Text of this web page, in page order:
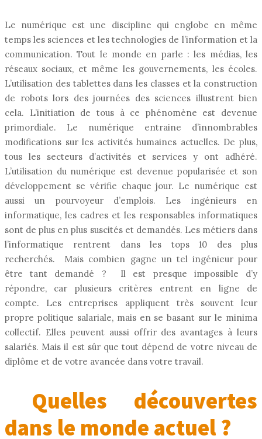
Le numérique est une discipline qui englobe en même
temps les sciences et les technologies de l’information et la
communication. Tout le monde en parle : les médias, les
réseaux sociaux, et même les gouvernements, les écoles.
L’utilisation des tablettes dans les classes et la construction
de robots lors des journées des sciences illustrent bien
cela. L’initiation de tous à ce phénomène est devenue
primordiale. Le numérique entraine d’innombrables
modifications sur les activités humaines actuelles. De plus,
tous les secteurs d’activités et services y ont adhéré.
L’utilisation du numérique est devenue popularisée et son
développement se vérifie chaque jour. Le numérique est
aussi un pourvoyeur d’emplois. Les ingénieurs en
informatique, les cadres et les responsables informatiques
sont de plus en plus suscités et demandés. Les métiers dans
l’informatique rentrent dans les tops 10 des plus
recherchés. Mais combien gagne un tel ingénieur pour
être tant demandé ? Il est presque impossible d’y
répondre, car plusieurs critères entrent en ligne de
compte. Les entreprises appliquent très souvent leur
propre politique salariale, mais en se basant sur le minima
collectif. Elles peuvent aussi offrir des avantages à leurs
salariés. Mais il est sûr que tout dépend de votre niveau de
diplôme et de votre avancée dans votre travail.
Quelles découvertes
dans le monde actuel ?